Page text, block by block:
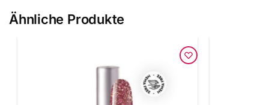
Ähnliche Produkte